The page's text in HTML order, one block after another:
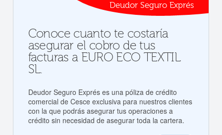
Deudor Seguro Exprés
Conoce cuanto te costaría
asegurar el cobro de tus
facturas a EURO ECO TEXTIL
SL.
Deudor Seguro Exprés es una póliza de crédito
comercial de Cesce exclusiva para nuestros clientes
con la que podrás asegurar tus operaciones a
crédito sin necesidad de asegurar toda la cartera.